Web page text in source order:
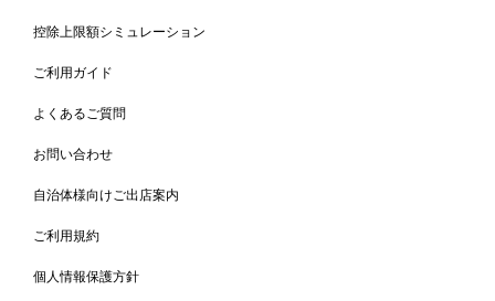
控除上限額シミュレーション
ご利用ガイド
よくあるご質問
お問い合わせ
自治体様向けご出店案内
ご利用規約
個人情報保護方針